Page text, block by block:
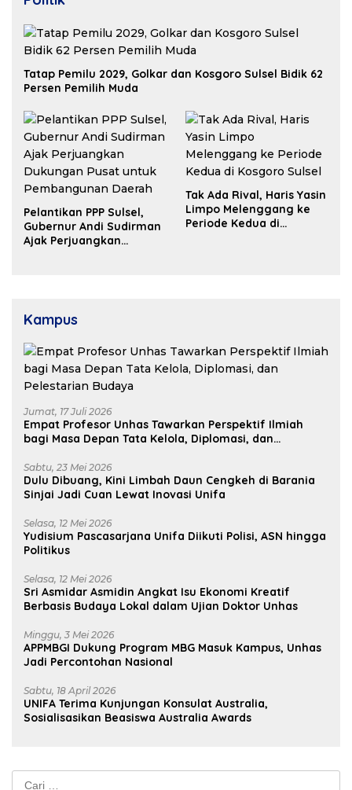
Tatap Pemilu 2029, Golkar dan Kosgoro Sulsel Bidik 62
Persen Pemilih Muda
Pelantikan PPP Sulsel,
Gubernur Andi Sudirman
Ajak Perjuangkan
Tak Ada Rival, Haris Yasin
Limpo Melenggang ke
Periode Kedua di
Kampus
Jumat, 17 Juli 2026
Empat Profesor Unhas Tawarkan Perspektif Ilmiah
bagi Masa Depan Tata Kelola, Diplomasi, dan
Sabtu, 23 Mei 2026
Dulu Dibuang, Kini Limbah Daun Cengkeh di Barania
Sinjai Jadi Cuan Lewat Inovasi Unifa
Selasa, 12 Mei 2026
Yudisium Pascasarjana Unifa Diikuti Polisi, ASN hingga
Politikus
Selasa, 12 Mei 2026
Sri Asmidar Asmidin Angkat Isu Ekonomi Kreatif
Berbasis Budaya Lokal dalam Ujian Doktor Unhas
Minggu, 3 Mei 2026
APPMBGI Dukung Program MBG Masuk Kampus, Unhas
Jadi Percontohan Nasional
Sabtu, 18 April 2026
UNIFA Terima Kunjungan Konsulat Australia,
Sosialisasikan Beasiswa Australia Awards
Cari